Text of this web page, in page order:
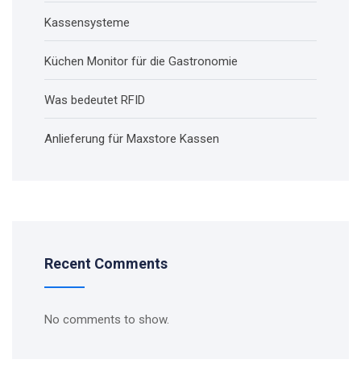
Kassensysteme
Küchen Monitor für die Gastronomie
Was bedeutet RFID
Anlieferung für Maxstore Kassen
Recent Comments
No comments to show.